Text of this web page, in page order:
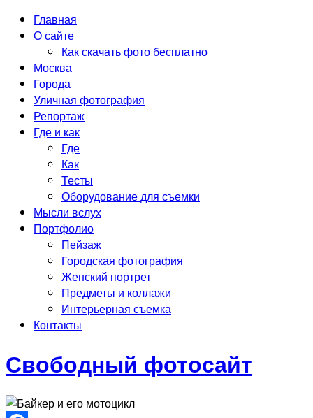
Главная
О сайте
Как скачать фото бесплатно
Москва
Города
Уличная фотография
Репортаж
Где и как
Где
Как
Тесты
Оборудование для съемки
Мысли вслух
Портфолио
Пейзаж
Городская фотография
Женский портрет
Предметы и коллажи
Интерьерная съемка
Контакты
Свободный фотосайт